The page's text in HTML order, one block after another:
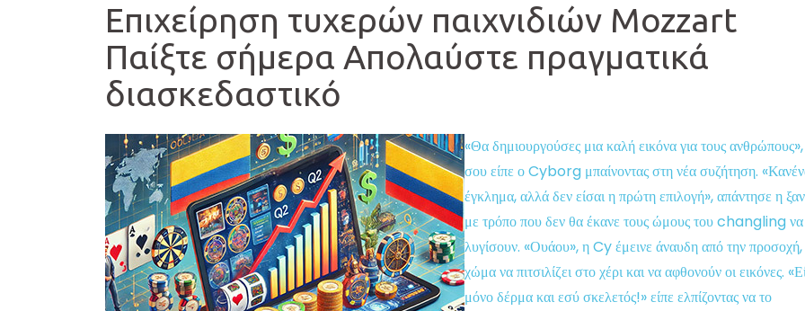
Επιχείρηση τυχερών παιχνιδιών Mozzart
Παίξτε σήμερα Απολαύστε πραγματικά
διασκεδαστικό
«Θα δημιουργούσες μια καλή εικόνα για τους ανθρώπους»,
σου είπε ο Cyborg μπαίνοντας στη νέα συζήτηση.
έγκλημα, αλλά δεν είσαι η πρώτη επιλογή», ​​απάντησε η
με τρόπο που δεν θα έκανε τους ώμους του changling να
λυγίσουν. «Ουάου», η Cy έμεινε άναυδη από την
χώμα να πιτσιλίζει στο χέρι και να αφθονούν οι εικόνες.
μόνο δέρμα και εσύ σκελετός!» είπε ελπίζοντας να το